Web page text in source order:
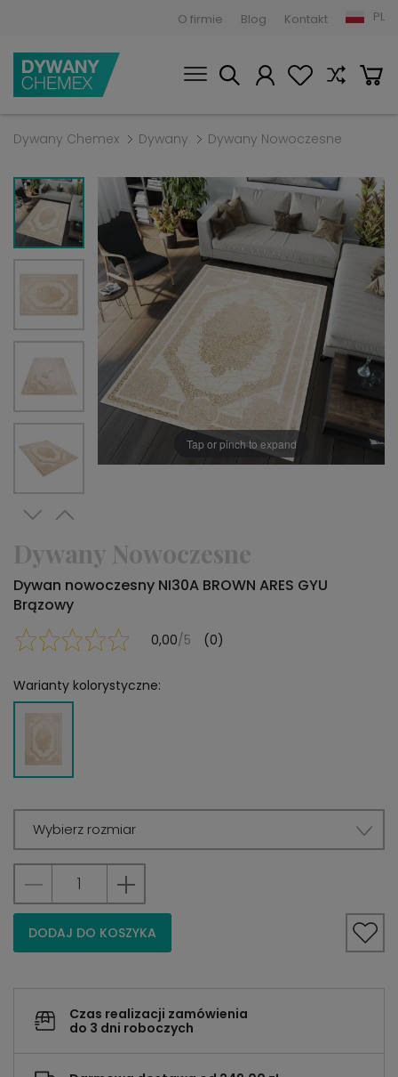
O firmie Blog Kontakt PL
Dywany Chemex Dywany Dywany Nowoczesne
Tap or pinch to expand
Dywany Nowoczesne
Dywan nowoczesny NI30A BROWN ARES GYU
Brązowy
0,00/5 (0)
Warianty kolorystyczne:
Wybierz rozmiar
DODAJ DO KOSZYKA
Czas realizacji zamówienia
do 3 dni roboczych